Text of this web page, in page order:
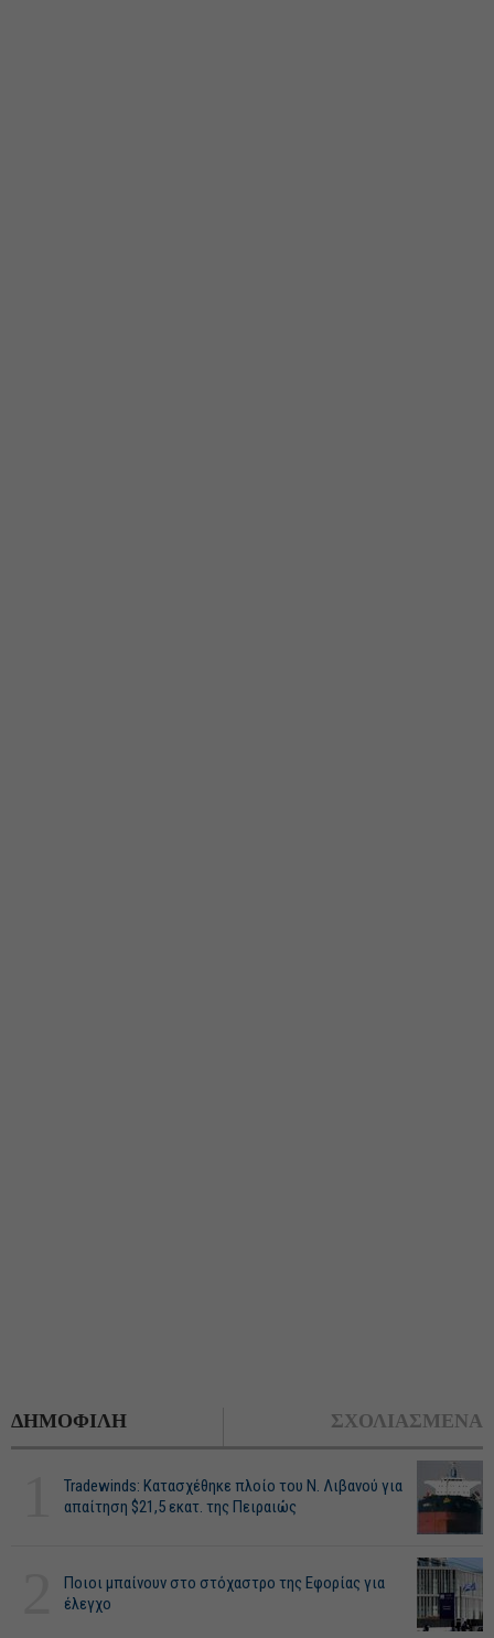
ΔΗΜΟΦΙΛΗ ΣΧΟΛΙΑΣΜΕΝΑ
Tradewinds: Κατασχέθηκε πλοίο του Ν. Λιβανού για
απαίτηση $21,5 εκατ. της Πειραιώς
Ποιοι μπαίνουν στο στόχαστρο της Εφορίας για
έλεγχο